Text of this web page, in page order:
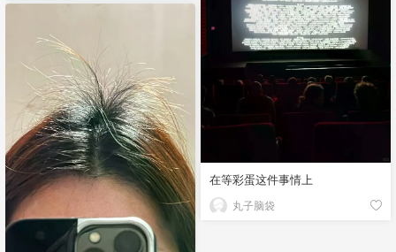
在等彩蛋这件事情上
丸子脑袋